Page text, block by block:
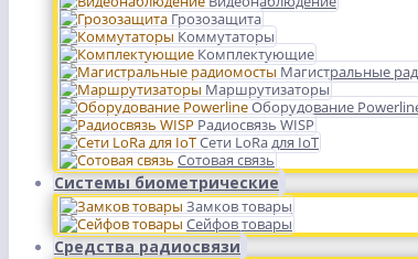
Грозозащита
Коммутаторы
Комплектующие
Магистральные
Маршрутизаторы
Оборудование
Радиосвязь WISP
Сети LoRa для IoT
Сотовая связь
Системы биометрические
Замков товары
Сейфов товары
Средства радиосвязи